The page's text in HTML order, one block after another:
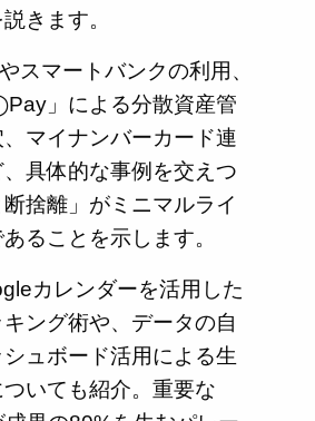
きます。
スマートバンクの利用、
」による分散資産管
マイナンバーカード連
具体的な事例を交えつ
捨離」がミニマルライ
ることを示します。
カレンダーを活用した
ング術や、データの自
ュボード活用による生
いても紹介。重要な